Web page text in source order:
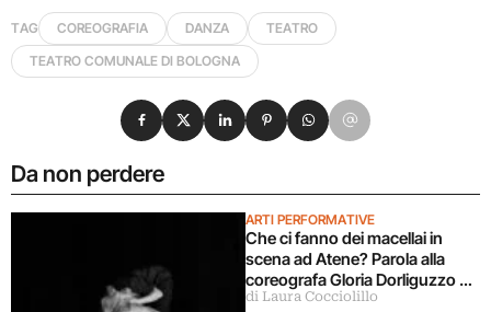
TAG COREOGRAFIA DANZA
TEATRO
TEATRO COMUNALE DI BOLOGNA
Da non perdere
ARTI PERFORMATIVE
Che ci fanno dei macellai in
scena ad Atene? Parola alla
coreografa Gloria Dorliguzzo e
la storica Lucia Amara
di Laura Cocciolillo
Condividi su Facebook
Condividi su X
Condividi su LinkedIn
Condividi su Pinterest
Condividi su WhatsApp
Condividi su Email